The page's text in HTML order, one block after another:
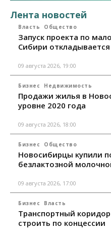
Лента новостей
Власть Общество
Запуск проекта по
Сибири откладывается
09 августа 2026, 19:00
Бизнес Недвижимость
Продажи жилья в
уровне 2020 года
09 августа 2026, 18:00
Бизнес Общество
Новосибирцы купили
безлактозной
09 августа 2026, 17:00
Бизнес Власть
Транспортный
строить по концессии